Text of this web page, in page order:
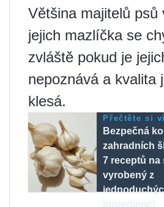
Většina majitelů psů
jejich mazlíčka se
zvláště pokud je
nepoznává a kvalita
klesá.
Přečtěte si
Bezpečná
zahradních
7 receptů na
vyrobený z